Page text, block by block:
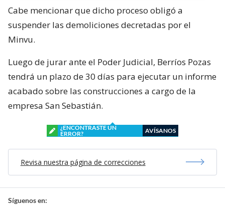
Cabe mencionar que dicho proceso obligó a
suspender las demoliciones decretadas por el
Minvu.
Luego de jurar ante el Poder Judicial, Berríos Pozas
tendrá un plazo de 30 días para ejecutar un informe
acabado sobre las construcciones a cargo de la
empresa San Sebastián.
¿ENCONTRASTE UN
ERROR?
AVÍSANOS
Revisa nuestra página de correcciones
Síguenos en: